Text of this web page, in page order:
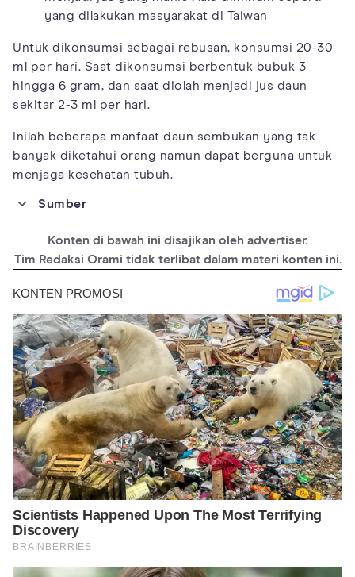
yang dilakukan masyarakat di Taiwan
Untuk dikonsumsi sebagai rebusan, konsumsi 20-30
ml per hari. Saat dikonsumsi berbentuk bubuk 3
hingga 6 gram, dan saat diolah menjadi jus daun
sekitar 2-3 ml per hari.
Inilah beberapa manfaat daun sembukan yang tak
banyak diketahui orang namun dapat berguna untuk
menjaga kesehatan tubuh.
Sumber
foetida/
https://www.ncbi.nlm.nih.gov/pmc/articles/PMC3793514/
https://www.harapanrakyat.com/2019/12/manfaat-daun-
sembukan/
Konten di bawah ini disajikan oleh advertiser.
Tim Redaksi Orami tidak terlibat dalam materi konten ini.